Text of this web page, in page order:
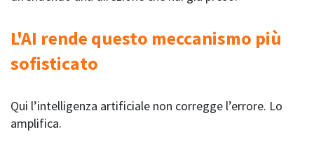
L'AI rende questo meccanismo più
sofisticato
Qui l’intelligenza artificiale non corregge l’errore. Lo
amplifica.